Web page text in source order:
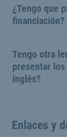
¿Tengo que
financiación?
Tengo otra
presentar
inglés?
Enlaces y